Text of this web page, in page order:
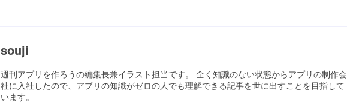
souji
週刊アプリを作ろうの編集長兼イラスト担当です。 全く知識のない状態からアプリの制作会
社に入社したので、アプリの知識がゼロの人でも理解できる記事を世に出すことを目指して
います。